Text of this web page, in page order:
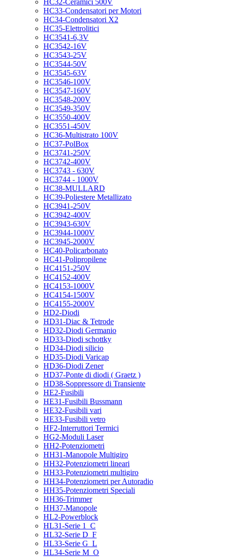
HC32-Ceramici 500V
HC33-Condensatori per Motori
HC34-Condensatori X2
HC35-Elettrolitici
HC3541-6,3V
HC3542-16V
HC3543-25V
HC3544-50V
HC3545-63V
HC3546-100V
HC3547-160V
HC3548-200V
HC3549-350V
HC3550-400V
HC3551-450V
HC36-Multistrato 100V
HC37-PolBox
HC3741-250V
HC3742-400V
HC3743 - 630V
HC3744 - 1000V
HC38-MULLARD
HC39-Poliestere Metallizato
HC3941-250V
HC3942-400V
HC3943-630V
HC3944-1000V
HC3945-2000V
HC40-Policarbonato
HC41-Polipropilene
HC4151-250V
HC4152-400V
HC4153-1000V
HC4154-1500V
HC4155-2000V
HD2-Diodi
HD31-Diac & Tetrode
HD32-Diodi Germanio
HD33-Diodi schottky
HD34-Diodi silicio
HD35-Diodi Varicap
HD36-Diodi Zener
HD37-Ponte di diodi ( Graetz )
HD38-Soppressore di Transiente
HE2-Fusibili
HE31-Fusibili Bussmann
HE32-Fusibili vari
HE33-Fusibili vetro
HF2-Interruttori Termici
HG2-Moduli Laser
HH2-Potenziometri
HH31-Manopole Multigiro
HH32-Potenziometri lineari
HH33-Potenziometri multigiro
HH34-Potenziometri per Autoradio
HH35-Potenziometri Speciali
HH36-Trimmer
HH37-Manopole
HL2-Powerblock
HL31-Serie 1_C
HL32-Serie D_F
HL33-Serie G_L
HL34-Serie M_O